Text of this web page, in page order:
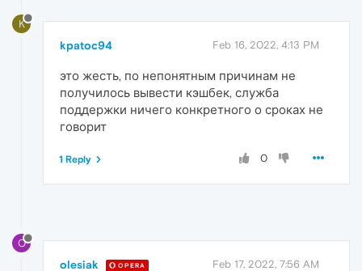
K
kpatoc94 Feb 16, 2022, 4:13 PM
это жесть, по непонятным причинам не
получилось вывести кэшбек, служба
поддержки ничего конкретного о сроках не
говорит
0
1 Reply
O
olesiak OPERA Feb 17, 2022, 7:56 AM